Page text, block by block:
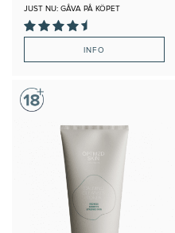
Gravid eller Ammande
JUST NU: GÅVA PÅ KÖPET
INFO